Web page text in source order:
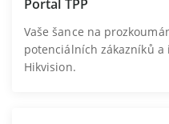
Portal TPP
Vaše šance na
potenciálních zákazníků
Hikvision.